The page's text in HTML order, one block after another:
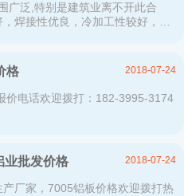
广泛,特别是建筑业离不开此合
焊接性优良，冷加工性较好，并
格
价电话欢迎拨打：182-3995-3174
2018-07-24
业批发价格
厂家，7005铝板价格欢迎拨打热
2018-07-24